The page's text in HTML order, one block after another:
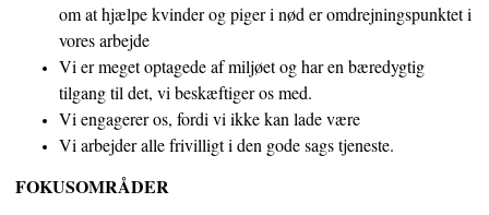
om at hjælpe kvinder og piger i nød er omdrejningspunktet i
vores arbejde
Vi er meget optagede af miljøet og har en bæredygtig
tilgang til det, vi beskæftiger os med.
Vi engagerer os, fordi vi ikke kan lade være
Vi arbejder alle frivilligt i den gode sags tjeneste.
FOKUSOMRÅDER